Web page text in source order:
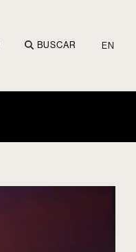
BUSCAR EN